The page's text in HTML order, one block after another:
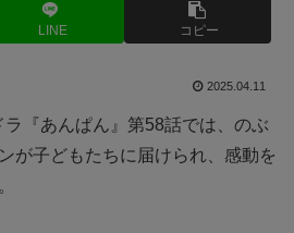
LINE コピー
2025.04.11
『あんぱん』第58話では、のぶ
が子どもたちに届けられ、感動を